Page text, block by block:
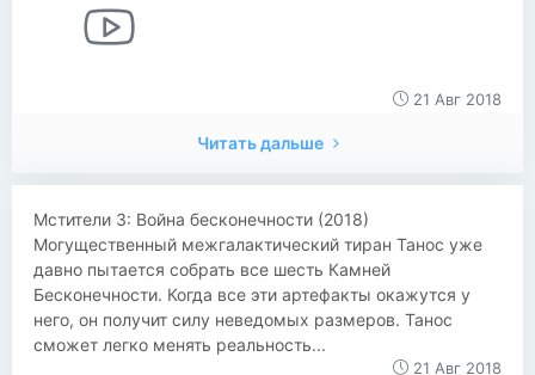
21 Авг 2018
Читать дальше
Мстители 3: Война бесконечности (2018)
Могущественный межгалактический тиран Танос уже
давно пытается собрать все шесть Камней
Бесконечности. Когда все эти артефакты окажутся у
него, он получит силу неведомых размеров. Танос
сможет легко менять реальность...
21 Авг 2018